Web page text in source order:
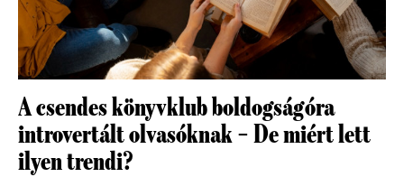
A csendes könyvklub boldogságóra
introvertált olvasóknak – De miért lett
ilyen trendi?